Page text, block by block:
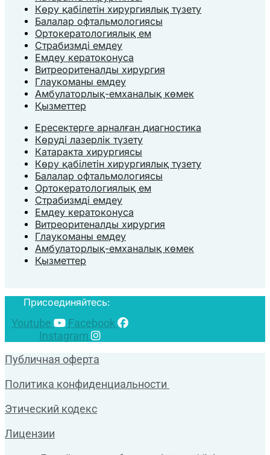
Көру қабілетін хирургиялық түзету
Балалар офтальмологиясы
Ортокератологиялық ем
Страбизмді емдеу
Емдеу кератоконуса
Витреоритеналды хирургия
Глаукоманы емдеу
Амбулаторлық-емханалық көмек
Қызметтер
Ересектерге арналған диагностика
Көруді лазерлік түзету
Катаракта хирургиясы
Көру қабілетін хирургиялық түзету
Балалар офтальмологиясы
Ортокератологиялық ем
Страбизмді емдеу
Емдеу кератоконуса
Витреоритеналды хирургия
Глаукоманы емдеу
Амбулаторлық-емханалық көмек
Қызметтер
Присоединяйтесь:
Youtube
Facebook
Instagram
Публичная оферта
Политика конфиденциальности
Этический кодекс
Лицензии